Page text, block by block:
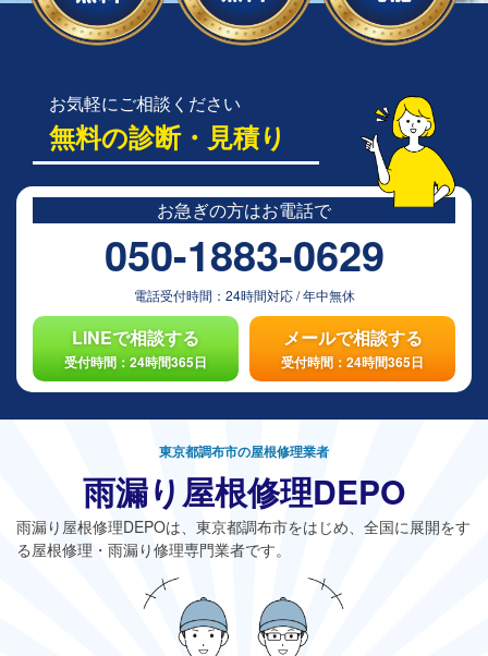
お気軽にご相談ください
無料の診断・見積り
お急ぎの方はお電話で
050-1883-0629
電話受付時間： 24時間対応/年中無休
LINEで相談する
受付時間：24時間365日
メールで相談する
受付時間：24時間365日
東京都調布市の屋根修理業者
雨漏り屋根修理DEPO
雨漏り屋根修理DEPOは、東京都調布市をはじめ、全国に展開をす
る屋根修理・雨漏り修理専門業者です。